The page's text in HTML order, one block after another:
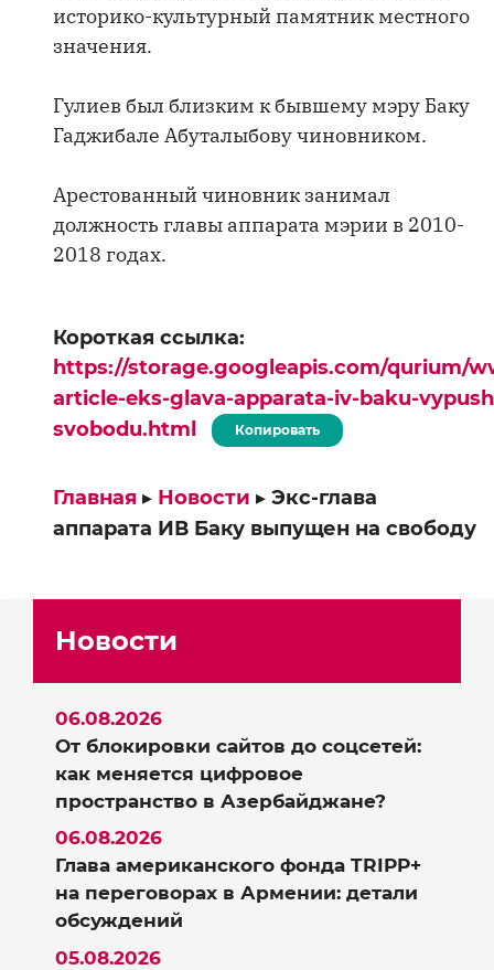
историко-культурный памятник местного
значения.
Гулиев был близким к бывшему мэру Баку
Гаджибале Абуталыбову чиновником.
Арестованный чиновник занимал
должность главы аппарата мэрии в 2010-
2018 годах.
Короткая ссылка:
https://storage.googleapis.com/qurium/
article-eks-glava-apparata-iv-baku-
svobodu.html
Копировать
Главная ▸ Новости ▸ Экс-глава
аппарата ИВ Баку выпущен на свободу
Новости
От блокировки сайтов до соцсетей:
как меняется цифровое
пространство в Азербайджане?
06.08.2026
Глава американского фонда TRIPP+
на переговорах в Армении: детали
обсуждений
06.08.2026
05.08.2026